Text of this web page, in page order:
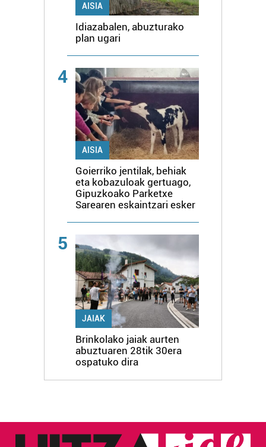
AISIA
Idiazabalen, abuzturako
plan ugari
4
AISIA
Goierriko jentilak, behiak
eta kobazuloak gertuago,
Gipuzkoako Parketxe
Sarearen eskaintzari esker
5
JAIAK
Brinkolako jaiak aurten
abuztuaren 28tik 30era
ospatuko dira